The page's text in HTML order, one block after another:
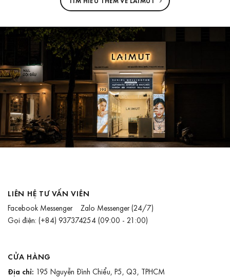
LIÊN HỆ TƯ VẤN VIÊN
Facebook Messenger Zalo Messenger(24/7)
Gọi điện: (+84) 937374254(09:00 - 21:00)
CỬA HÀNG
Địa chỉ: 195 Nguyễn Đình Chiểu, P5, Q3, TPHCM